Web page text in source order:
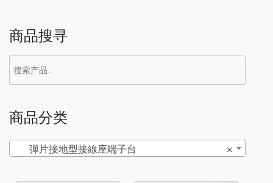
商品搜寻
商品分类
×
彈片接地型接線座端子台